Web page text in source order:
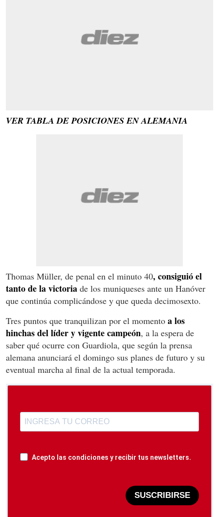
VER TABLA DE POSICIONES EN ALEMANIA
Thomas Müller, de penal en el minuto 40, consiguió el
tanto de la victoria de los muniqueses ante un Hanóver
que continúa complicándose y que queda decimosexto.
Tres puntos que tranquilizan por el momento a los
hinchas del líder y vigente campeón, a la espera de
saber qué ocurre con Guardiola, que según la prensa
alemana anunciará el domingo sus planes de futuro y su
eventual marcha al final de la actual temporada.
Acepto las condiciones y recibir tus newsletters.
SUSCRIBIRSE